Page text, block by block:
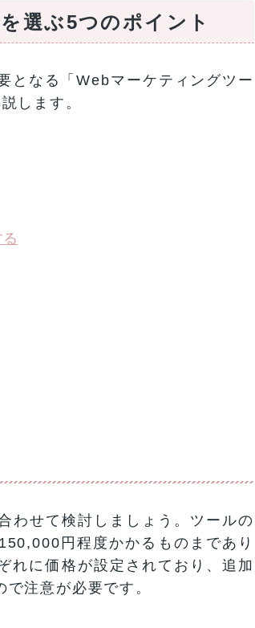
選ぶ5つのポイント
となる「Webマーケティングツー
します。
わせて検討しましょう。ツールの
円程度かかるものまであり
れに価格が設定されており、追加
注意が必要です。